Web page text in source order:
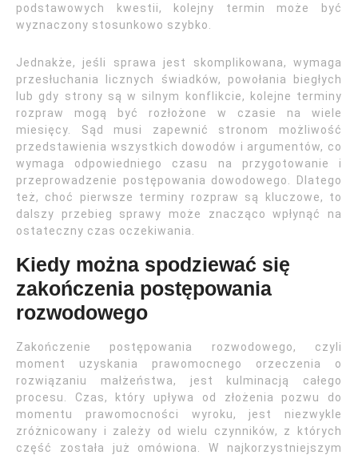
podstawowych kwestii, kolejny termin może być
wyznaczony stosunkowo szybko.
Jednakże, jeśli sprawa jest skomplikowana, wymaga
przesłuchania licznych świadków, powołania biegłych
lub gdy strony są w silnym konflikcie, kolejne terminy
rozpraw mogą być rozłożone w czasie na wiele
miesięcy. Sąd musi zapewnić stronom możliwość
przedstawienia wszystkich dowodów i argumentów, co
wymaga odpowiedniego czasu na przygotowanie i
przeprowadzenie postępowania dowodowego. Dlatego
też, choć pierwsze terminy rozpraw są kluczowe, to
dalszy przebieg sprawy może znacząco wpłynąć na
ostateczny czas oczekiwania.
Kiedy można spodziewać się
zakończenia postępowania
rozwodowego
Zakończenie postępowania rozwodowego, czyli
moment uzyskania prawomocnego orzeczenia o
rozwiązaniu małżeństwa, jest kulminacją całego
procesu. Czas, który upływa od złożenia pozwu do
momentu prawomocności wyroku, jest niezwykle
zróżnicowany i zależy od wielu czynników, z których
część została już omówiona. W najkorzystniejszym